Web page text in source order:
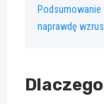
naprawdę